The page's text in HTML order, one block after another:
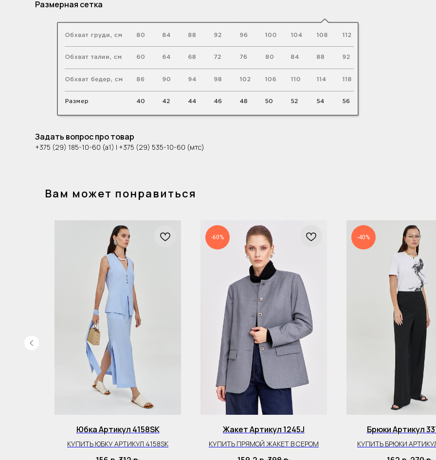
Размерная сетка
Задать вопрос про товар
+375 (29) 185-10-60 (а1) | +375 (29) 535-10-60 (мтс)
Вам может понравиться
Юбка Артикул 4158SK
КУПИТЬ ЮБКУ АРТИКУЛ 4158SK
-60%
Жакет Артикул 1245J
КУПИТЬ ПРЯМОЙ ЖАКЕТ В СЕРОМ
-40%
Брюки Артикул
КУПИТЬ БРЮКИ